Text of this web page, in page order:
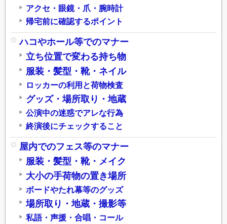
アクセ・眼鏡・爪・腕時計
帰宅前に確認するポイント
ハコやホール等でのマナー
立ち位置で変わる持ち物
服装・髪型・靴・ネイル
ロッカーの利用と荷物検査
グッズ・場所取り・地蔵
公演中の迷惑でアレな行為
終演後にチェックすること
屋内でのフェス等のマナー
服装・髪型・靴・メイク
大小の手荷物の置き場所
ボードやたれ幕等のグッズ
場所取り・地蔵・撮影等
私語・声援・合唱・コール